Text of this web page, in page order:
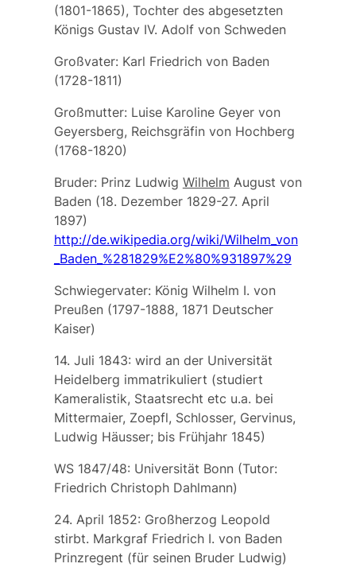
(1801-1865), Tochter des abgesetzten
Königs Gustav IV. Adolf von Schweden
Großvater: Karl Friedrich von Baden
(1728-1811)
Großmutter: Luise Karoline Geyer von
Geyersberg, Reichsgräfin von Hochberg
(1768-1820)
Bruder: Prinz Ludwig Wilhelm August von
Baden(18. Dezember 1829-27. April
1897)
http://de.wikipedia.org/wiki/Wilhelm_von
_Baden_%281829%E2%80%931897%29
Schwiegervater: König Wilhelm I. von
Preußen(1797-1888, 1871 Deutscher
Kaiser)
14. Juli 1843: wird an der Universität
Heidelberg immatrikuliert (studiert
Kameralistik, Staatsrecht etc u.a. bei
Mittermaier, Zoepfl, Schlosser, Gervinus,
Ludwig Häusser; bis Frühjahr 1845)
WS 1847/48: Universität Bonn (Tutor:
Friedrich Christoph Dahlmann)
24. April 1852: Großherzog Leopold
stirbt. Markgraf Friedrich I. von Baden
Prinzregent (für seinen Bruder Ludwig)